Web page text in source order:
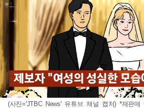
(사진='JTBC News' 유튜브 채널 캡처) *재판